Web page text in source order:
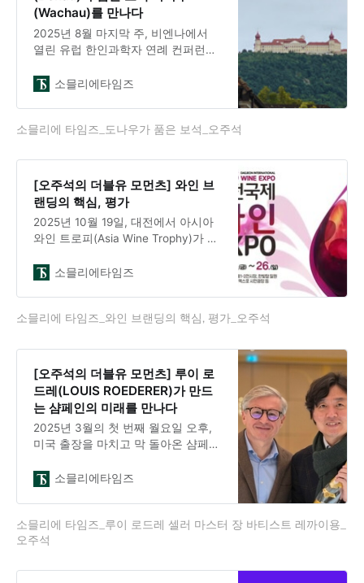
부터 모젤 강변의 벨렌(Wehlen) 마을
에 뿌리를 내린 프륌 가문의
(Wachau)를 만나다
2025년 8월 마지막 주, 비엔나에서
열린 유럽 한인과학자 연례 컨퍼런스
수(Dr. Stummer)가 운전하는 차에 몸
그 수도원(Göttweig Abbey)이다. 그
(Maurus)를 만나기로 했다.1시간 후
크렘스(Krems) 역 근처에 도착했다.
”이곳이 바하우(Wachau) 지역의 관
문”이라는 스투머 교수의 설명을 들으
며 차창 밖을 바라보았다. 도나우강을
따라 펼쳐진 36킬로미터의 바
소믈리에타임즈
소믈리에 타임즈_도나우가 품은 보석_오주석
[오주석의 더블유 모먼츠] 와인 브
랜딩의 핵심, 평가
2025년 10월 19일, 대전에서 아시아
와인 트로피(Asia Wine Trophy)가 개
제와인기구 OIV(International
와인 품평회다. 독일 와인 마케팅사가
Wine Trophy)와 공동으로 개최되며,
OIV의 엄격한 규정에 따라 블라인드
테이스팅으로 진행된다. 올해 13회를
맞이하는 이번 대회에는 전 세계에서
약 3,333종의 와인이 출품되며,
소믈리에타임즈
소믈리에 타임즈_와인 브랜딩의 핵심, 평가_오주석
[오주석의 더블유 모먼츠] 루이 로
드레(LOUIS ROEDERER)가 만드
는 샴페인의 미래를 만나다
2025년 3월의 첫 번째 월요일 오후,
미국 출장을 마치고 막 돌아온 샴페인
트 레까이용(Jean-Baptiste
계에서 전설로 통하는 인물이다.루이
로드레는 7대에 걸쳐 같은 가문이 소
스다. 대부분의 샹파뉴 하우스들이 루
소믈리에타임즈
소믈리에 타임즈_루이 로드레 셀러 마스터 장 바티스트 레까이용_
오주석